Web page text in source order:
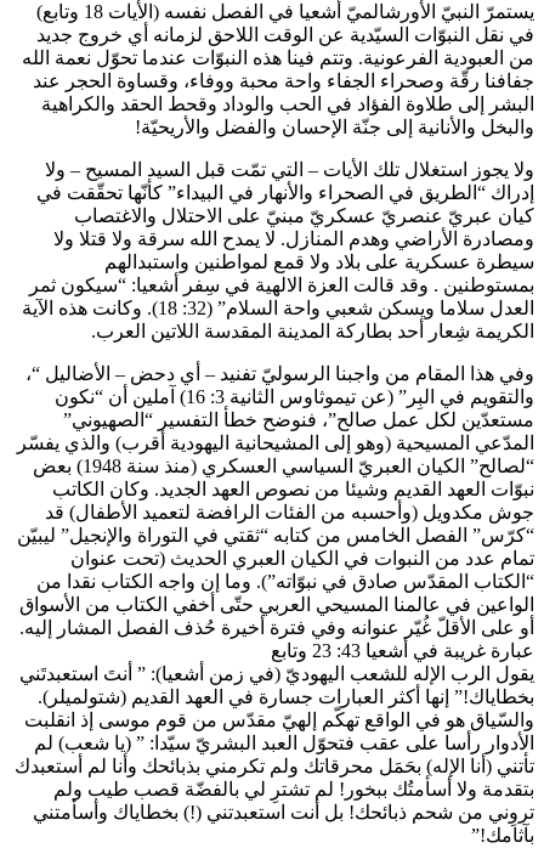
يستمرّ النبيّ الأورشالميّ أشعيا في الفصل نفسه (الأيات 18 وتابع)
في نقل النبوّات السيّدية عن الوقت اللاحق لزمانه أي خروج جديد
من العبودية الفرعونية. وتتم فينا هذه النبوّات عندما تحوّل نعمة الله
جفافنا رقّة وصحراء الجفاء واحة محبة ووفاء، وقساوة الحجر عند
البشر إلى طلاوة الفؤاد في الحب والوداد وقحط الحقد والكراهية
والبخل والأنانية إلى جنّة الإحسان والفضل والأريحيّة!
ولا يجوز استغلال تلك الأيات – التي تمّت قبل السيد المسيح – ولا
إدراك “الطريق في الصحراء والأنهار في البيداء” كأنّها تحقّقت في
كيان عبريّ عنصريّ عسكريّ مبنيّ على الاحتلال والاغتصاب
ومصادرة الأراضي وهدم المنازل. لا يمدح الله سرقة ولا قتلا ولا
سيطرة عسكرية على بلاد ولا قمع لمواطنين واستبدالهم
بمستوطنين . وقد قالت العزة الالهية في سِفر أشعيا: “سيكون ثمر
العدل سلاما ويسكن شعبي واحة السلام” (32: 18). وكانت هذه الآية
الكريمة شِعار أحد بطاركة المدينة المقدسة اللاتين العرب.
وفي هذا المقام من واجبنا الرسوليّ تفنيد – أي دحض – الأضاليل “،
والتقويم في البِر” (عن تيموثاوس الثانية 3: 16) آملين أن “نكون
مستعدّين لكل عمل صالح”، فنوضح خطأ التفسير “الصهيوني”
المدّعي المسيحية (وهو إلى المشيحانية اليهودية أقرب) والذي يفسّر
“لصالح” الكيان العبريّ السياسي العسكري (منذ سنة 1948) بعض
نبوّات العهد القديم وشيئا من نصوص العهد الجديد. وكان الكاتب
جوش مكدويل (وأحسبه من الفئات الرافضة لتعميد الأطفال) قد
“كرّس” الفصل الخامس من كتابه “ثقتي في التوراة والإنجيل” ليبيّن
تمام عدد من النبوات في الكيان العبري الحديث (تحت عنوان
“الكتاب المقدّس صادق في نبوّاته”). وما إن واجه الكتاب نقدا من
الواعين في عالمنا المسيحي العربي حتّى أخفي الكتاب من الأسواق
أو على الأقلّ غُيّر عنوانه وفي فترة أخيرة حُذف الفصل المشار إليه.
عبارة غريبة في أشعيا 43: 23 وتابع
يقول الرب الإله للشعب اليهوديّ (في زمن أشعيا): ” أنتَ استعبدتَني
بخطاياك!” إنها أكثر العبارات جسارة في العهد القديم (شتولميلر).
والسّياق هو في الواقع تهكّم إلهيّ مقدّس من قوم موسى إذ انقلبت
الأدوار رأسا على عقب فتحوّل العبد البشريّ سيّدا: ” (يا شعب) لم
تأتني (أنا الإله) بحَمَل محرقاتك ولم تكرمني بذبائحك وأنا لم أستعبدك
بتقدمة ولا أسأمتُك ببخور! لم تشترِ لي بالفضّة قصب طيب ولم
تروِني من شحم ذبائحك! بل أنت استعبدتني (!) بخطاياك وأسأمتني
بآثامك!”